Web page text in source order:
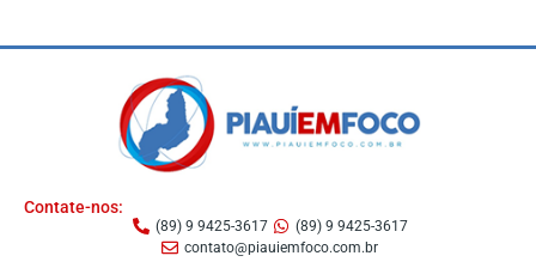
Contate-nos:
(89) 9 9425-3617
(89) 9 9425-3617
contato@piauiemfoco.com.br